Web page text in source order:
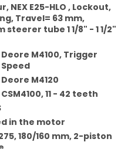
NEX E25-HLO , Lockout,
Travel= 63 mm,
steerer tube 1 1/8" - 1 1/2"
M4100, Trigger
M4120
11 - 42 teeth
in the motor
180/160 mm, 2-piston